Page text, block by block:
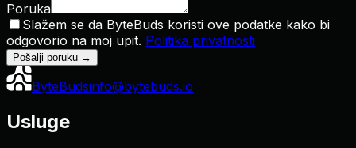
Poruka
Slažem se da ByteBuds koristi ove podatke kako bi
odgovorio na moj upit. Politika privatnosti
Pošalji poruku →
ByteBudsinfo@bytebuds.io
Usluge